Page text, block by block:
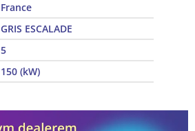
France
GRIS ESCALADE
5
150 (kW)